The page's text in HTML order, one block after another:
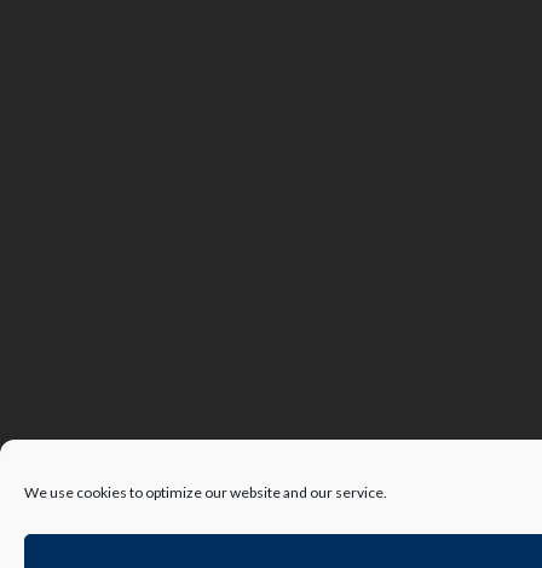
We use cookies to optimize our website and our service.